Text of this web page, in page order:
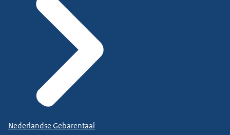
Nederlandse Gebarentaal